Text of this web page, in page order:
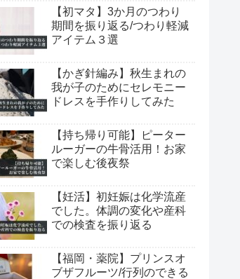
【初マタ】3か月のつわり
期間を振り返る/つわり軽減
アイテム３選
【かぎ針編み】秋生まれの
我が子のためにセレモニー
ドレスを手作りしてみた
【持ち帰り可能】ピーター
ルーガーの牛骨活用！お家
で楽しむ後夜祭
【妊活】初妊娠は化学流産
でした。体調の変化や産科
での検査を振り返る
【福岡・薬院】プリンスオ
ブザフルーツ/行列のできる